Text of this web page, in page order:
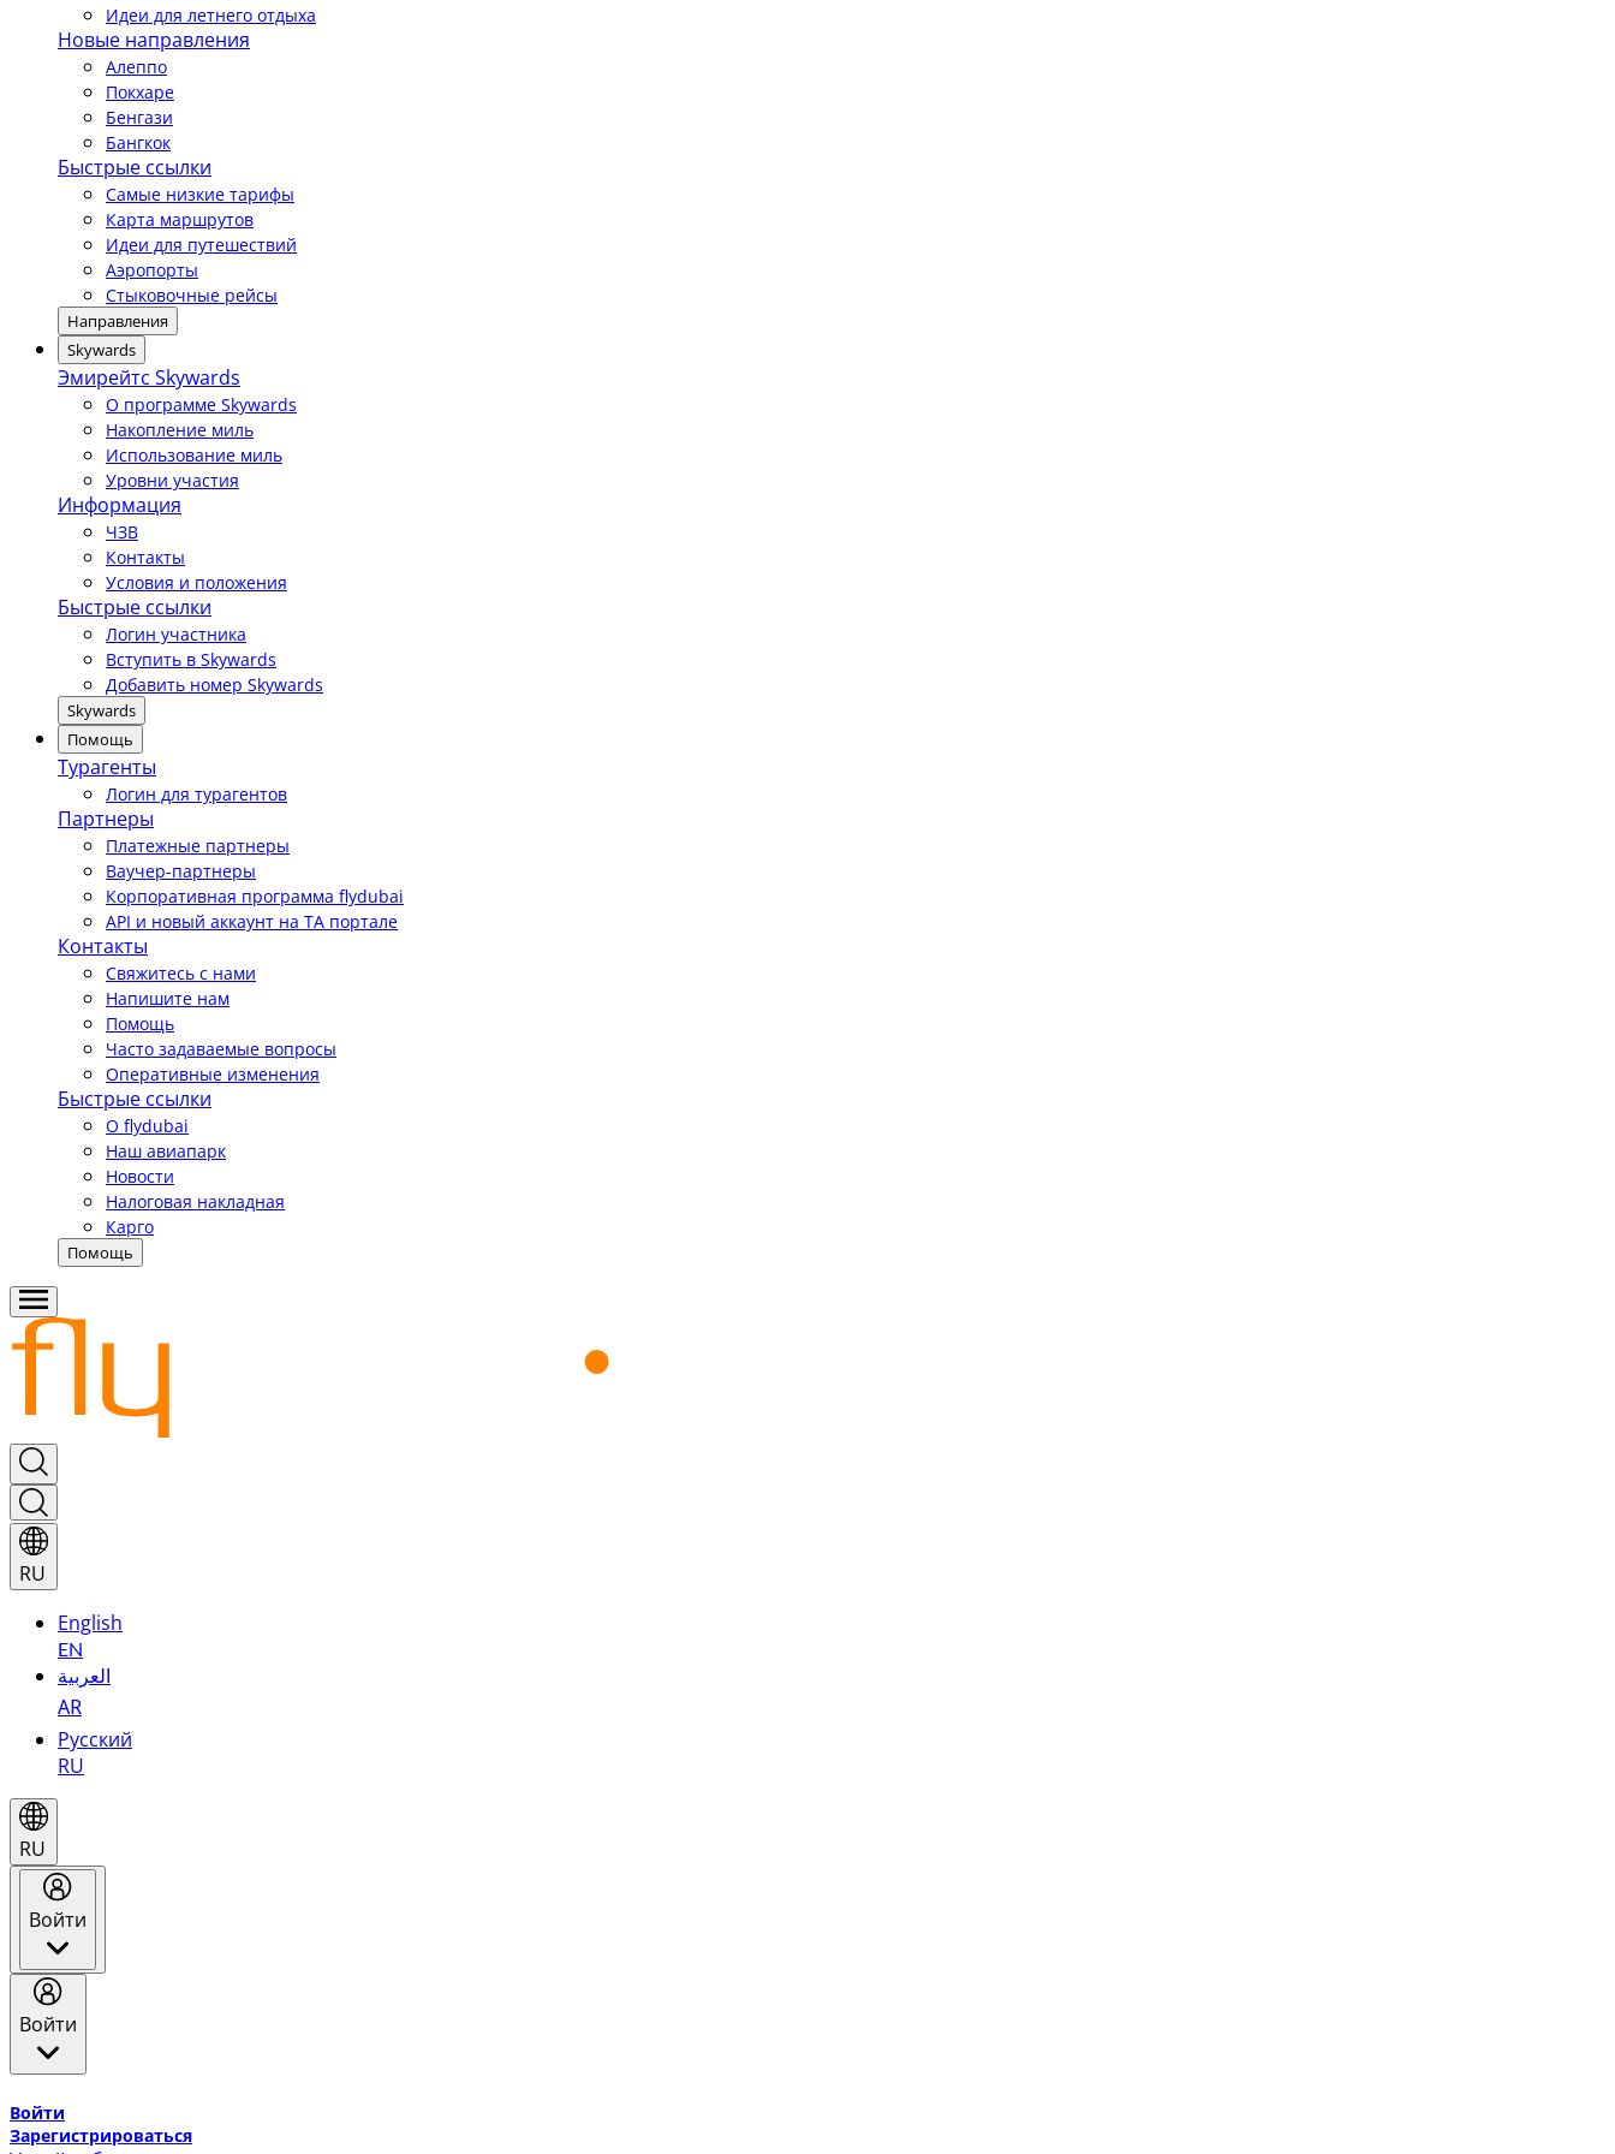
Идеи для летнего отдыха
Новые направления
Алеппо
Покхаре
Бенгази
Бангкок
Быстрые ссылки
Самые низкие тарифы
Карта маршрутов
Идеи для путешествий
Аэропорты
Стыковочные рейсы
Направления
Skywards
Эмирейтс Skywards
О программе Skywards
Накопление миль
Использование миль
Уровни участия
Информация
ЧЗВ
Контакты
Условия и положения
Быстрые ссылки
Логин участника
Вступить в Skywards
Добавить номер Skywards
Skywards
Помощь
Турагенты
Логин для турагентов
Партнеры
Платежные партнеры
Ваучер-партнеры
Корпоративная программа flydubai
API и новый аккаунт на TA портале
Контакты
Свяжитесь с нами
Напишите нам
Помощь
Часто задаваемые вопросы
Оперативные изменения
Быстрые ссылки
О flydubai
Наш авиапарк
Новости
Налоговая накладная
Карго
Помощь
RU
English
EN
العربية
AR
Русский
RU
RU
Войти
Войти
Войти
Зарегистрироваться